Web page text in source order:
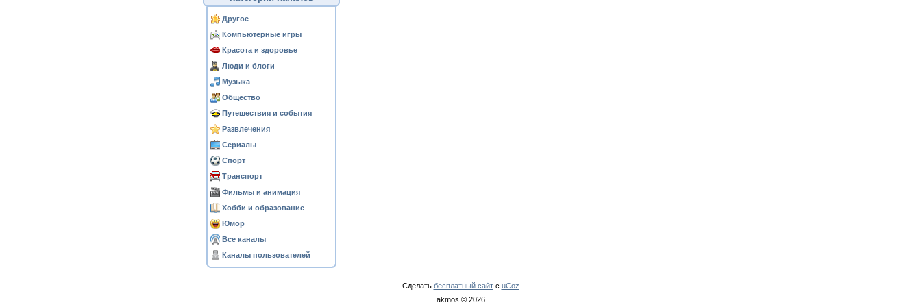
Другое
Компьютерные игры
Красота и здоровье
Люди и блоги
Музыка
Общество
Путешествия и события
Развлечения
Сериалы
Спорт
Транспорт
Фильмы и анимация
Хобби и образование
Юмор
Все каналы
Каналы пользователей
Сделать бесплатный сайтс uCoz
akmos © 2026